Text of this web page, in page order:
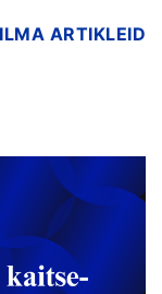
ARTIKLEID